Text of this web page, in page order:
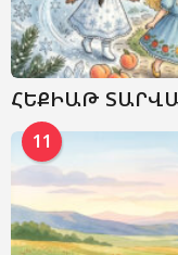
ՀԵՔԻԱԹ
11